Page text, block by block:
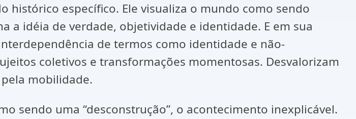
específico. Ele visualiza o mundo como sendo
a idéia de verdade, objetividade e identidade. E em sua
de termos como identidade e não-
coletivos e transformações momentosas. Desvalorizam
mobilidade.
sendo uma “desconstrução”, o acontecimento inexplicável.